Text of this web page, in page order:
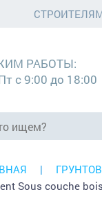
РАБОТЫ:
с 9:00 до 18:00
Sous couche